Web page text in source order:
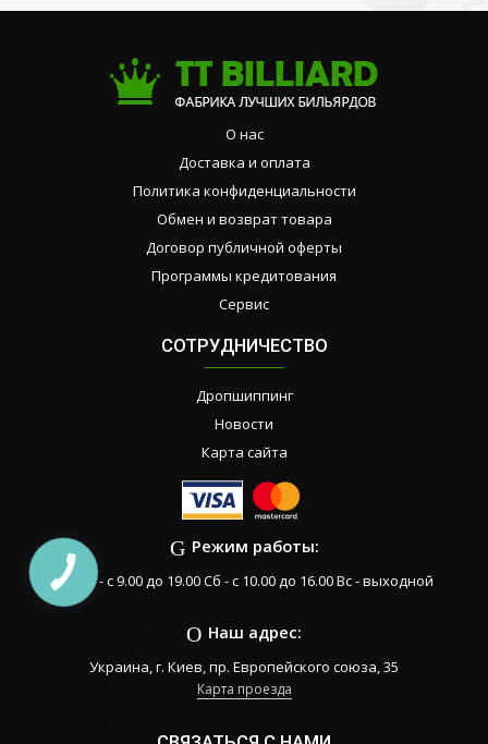
О нас
Доставка и оплата
Политика конфиденциальности
Обмен и возврат товара
Договор публичной оферты
Программы кредитования
Сервис
СОТРУДНИЧЕСТВО
Дропшиппинг
Новости
Карта сайта
Режим работы:
Пн-Пт - с 9.00 до 19.00 Сб - с 10.00 до 16.00 Вс - выходной
Наш адрес:
Украина, г. Киев, пр. Европейского союза, 35
Карта проезда